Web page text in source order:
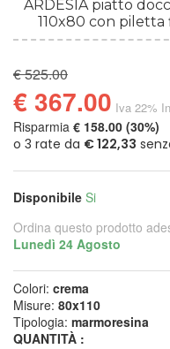
ARDESIA piatto
110x80 con
€ 525.00
€ 367.00 Iva 22%
Risparmia € 158.00 (30%)
Disponibile Si
Ordina questo prodotto
Lunedì 24 Agosto
Colori: crema
Misure: 80x110
Tipologia: marmoresina
QUANTITÀ :